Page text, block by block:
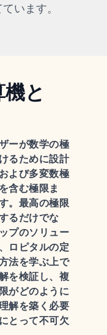
います。
と
ーが数学の極
るために設計
よび多変数極
含む極限ま
。最高の極限
るだけでな
プのソリュー
ロピタルの定
法を学ぶ上で
を検証し、複
がどのように
解を築く必要
とって不可欠